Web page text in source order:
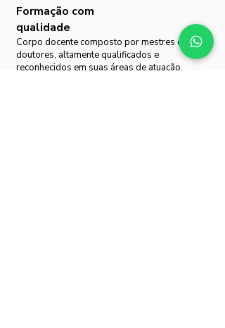
Formação com
qualidade
Corpo docente composto por mestres e
doutores, altamente qualificados e
reconhecidos em suas áreas de atuação.